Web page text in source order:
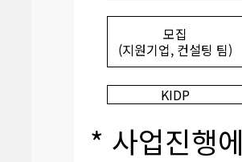
모집
(지원기업, 컨설팅 팀)
KIDP
* 사업진행